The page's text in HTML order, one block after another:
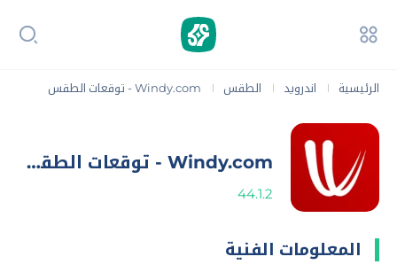
الرئيسية | اندرويد | الطقس | Windy.com - توقعات الطقس
Windy.com - توقعات الطقس
44.1.2
المعلومات الفنية